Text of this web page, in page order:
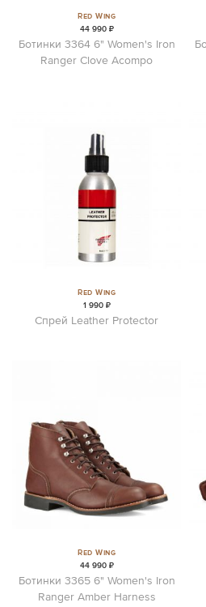
Red Wing
44 990 ₽
Ботинки 3364 6" Women's Iron
Ranger Clove Acompo
Red Wing
1 990 ₽
Спрей Leather Protector
Red Wing
44 990 ₽
Ботинки 3365 6" Women's Iron
Ranger Amber Harness